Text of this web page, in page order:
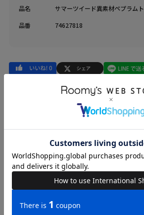
品名
サマーツイード異素材ペプラム
品番
74627818